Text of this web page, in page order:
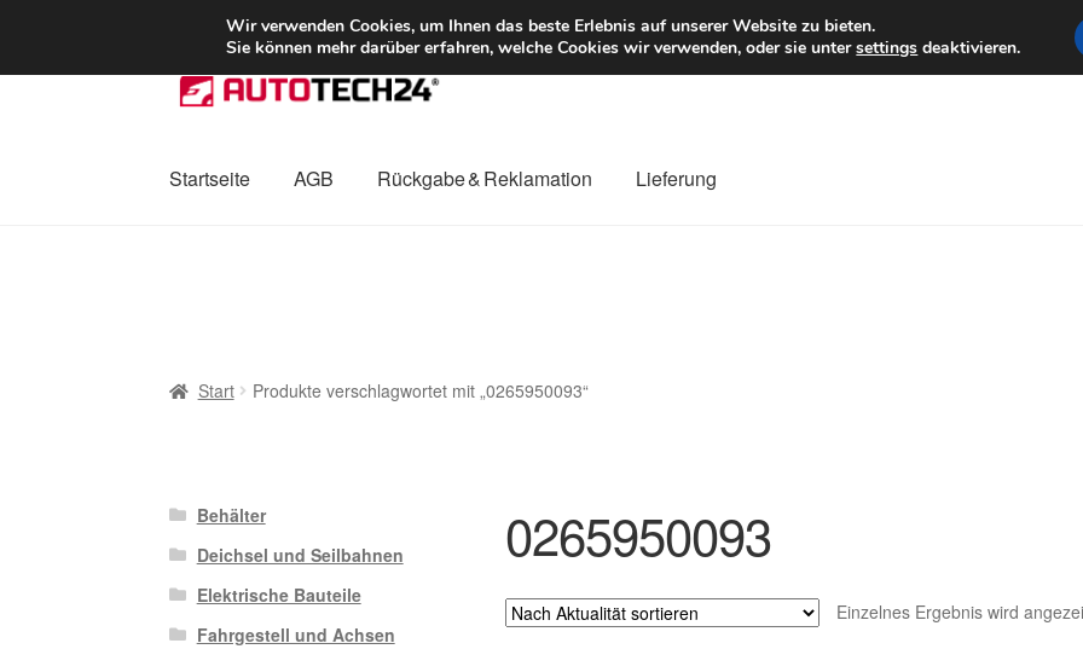
LIEFERUNG ab 6 EUR Mo–Fr
Zur
Navigation
Zum
Inhalt
Startseite
AGB Rückgabe & Reklamation Lieferung
Start Produkte verschlagwortet mit „0265950093“
0265950093
Einzelnes Ergebnis wird
Behälter
Deichsel und Seilbahnen
Elektrische Bauteile
Fahrgestell und Achsen
Wir verwenden Cookies, um Ihnen das beste Erlebnis auf unserer Website zu bieten.
Sie können mehr darüber erfahren, welche Cookies wir verwenden, oder sie untersettings deaktivieren.